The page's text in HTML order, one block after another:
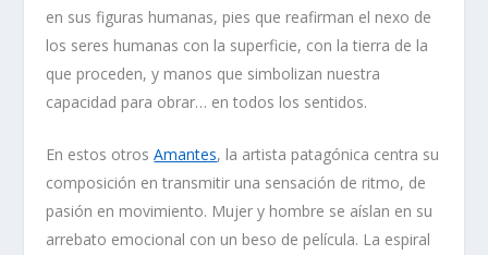
en sus figuras humanas, pies que reafirman el nexo de
los seres humanas con la superficie, con la tierra de la
que proceden, y manos que simbolizan nuestra
capacidad para obrar… en todos los sentidos.
En estos otrosAmantes, la artista patagónica centra su
composición en transmitir una sensación de ritmo, de
pasión en movimiento. Mujer y hombre se aíslan en su
arrebato emocional con un beso de película. La espiral